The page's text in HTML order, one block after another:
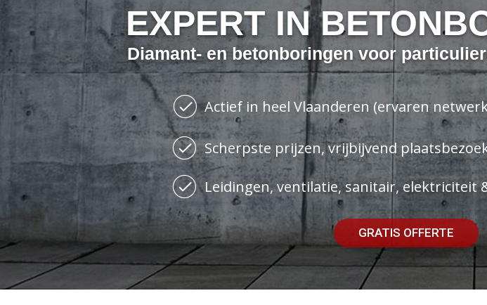
EXPERT IN
Diamant- en betonboringen voor
Actief in heel Vlaanderen (ervaren
Scherpste prijzen, vrijbijvend
Leidingen, ventilatie, sanitair, elektriciteit
GRATIS OFFERTE